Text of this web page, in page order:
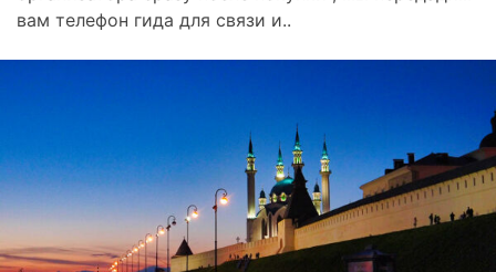
вам телефон гида для связи и..